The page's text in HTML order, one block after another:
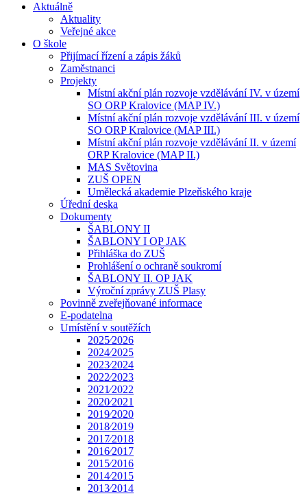
Aktuálně
Aktuality
Veřejné akce
O škole
Přijímací řízení a zápis žáků
Zaměstnanci
Projekty
Místní akční plán rozvoje vzdělávání IV. v území
SO ORP Kralovice (MAP IV.)
Místní akční plán rozvoje vzdělávání III. v území
SO ORP Kralovice (MAP III.)
Místní akční plán rozvoje vzdělávání II. v území
ORP Kralovice (MAP II.)
MAS Světovina
ZUŠ OPEN
Umělecká akademie Plzeňského kraje
Úřední deska
Dokumenty
ŠABLONY II
ŠABLONY I OP JAK
Přihláška do ZUŠ
Prohlášení o ochraně soukromí
ŠABLONY II. OP JAK
Výroční zprávy ZUŠ Plasy
Povinně zveřejňované informace
E-podatelna
Umístění v soutěžích
2025⁄2026
2024⁄2025
2023⁄2024
2022⁄2023
2021⁄2022
2020⁄2021
2019⁄2020
2018⁄2019
2017⁄2018
2016⁄2017
2015⁄2016
2014⁄2015
2013⁄2014